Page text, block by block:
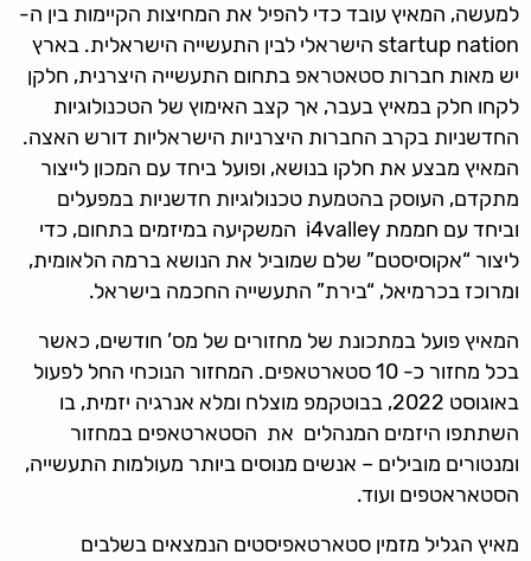
למעשה, המאיץ עובד כדי להפיל את המחיצות הקיימות בין ה-
startup nation הישראלי לבין התעשייה הישראלית. בארץ
יש מאות חברות סטאטראפ בתחום התעשייה היצרנית, חלקן
לקחו חלק במאיץ בעבר, אך קצב האימוץ של הטכנולוגיות
החדשניות בקרב החברות היצרניות הישראליות דורש האצה.
המאיץ מבצע את חלקו בנושא, ופועל ביחד עם המכון לייצור
מתקדם, העוסק בהטמעת טכנולוגיות חדשניות במפעלים
וביחד עם חממת i4valley המשקיעה במיזמים בתחום, כדי
ליצור “אקוסיסטם” שלם שמוביל את הנושא ברמה הלאומית,
ומרוכז בכרמיאל, “בירת” התעשייה החכמה בישראל.
המאיץ פועל במתכונת של מחזורים של מס’ חודשים, כאשר
בכל מחזור כ- 10 סטארטאפים. המחזור הנוכחי החל לפעול
באוגוסט 2022, בבוטקמפ מוצלח ומלא אנרגיה יזמית, בו
השתתפו היזמים המנהלים את הסטארטאפים במחזור
ומנטורים מובילים – אנשים מנוסים ביותר מעולמות התעשייה,
הסטאראטפים ועוד.
מאיץ הגליל מזמין סטארטאפיסטים הנמצאים בשלבים